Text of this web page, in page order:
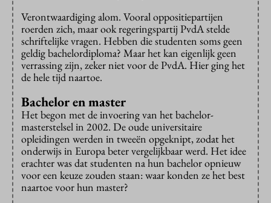
Verontwaardiging alom. Vooral oppositiepartijen
roerden zich, maar ook regeringspartij PvdA stelde
schriftelijke vragen. Hebben die studenten soms geen
geldig bachelordiploma? Maar het kan eigenlijk geen
verrassing zijn, zeker niet voor de PvdA. Hier ging het
de hele tijd naartoe.
Bachelor en master
Het begon met de invoering van het bachelor-
masterstelsel in 2002. De oude universitaire
opleidingen werden in tweeën opgeknipt, zodat het
onderwijs in Europa beter vergelijkbaar werd. Het idee
erachter was dat studenten na hun bachelor opnieuw
voor een keuze zouden staan: waar konden ze het best
naartoe voor hun master?